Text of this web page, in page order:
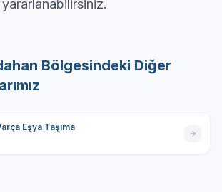
Bölgesindeki Diğer
Eşya Taşıma